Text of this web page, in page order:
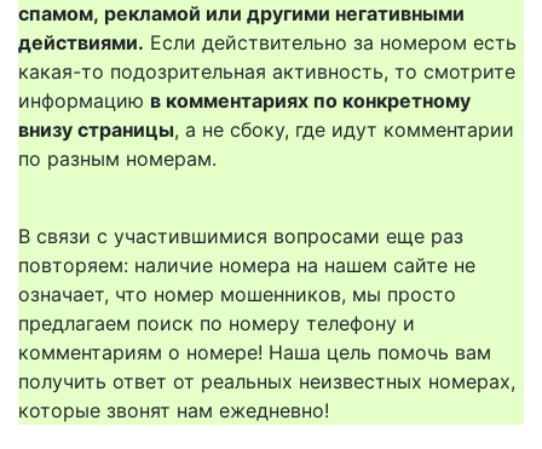
спамом, рекламой или другими негативными
действиями. Если действительно за номером есть
какая-то подозрительная активность, то смотрите
информацию в комментариях по конкретному
внизу страницы, а не сбоку, где идут комментарии
по разным номерам.
В связи с участившимися вопросами еще раз
повторяем: наличие номера на нашем сайте не
означает, что номер мошенников, мы просто
предлагаем поиск по номеру телефону и
комментариям о номере! Наша цель помочь вам
получить ответ от реальных неизвестных номерах,
которые звонят нам ежедневно!